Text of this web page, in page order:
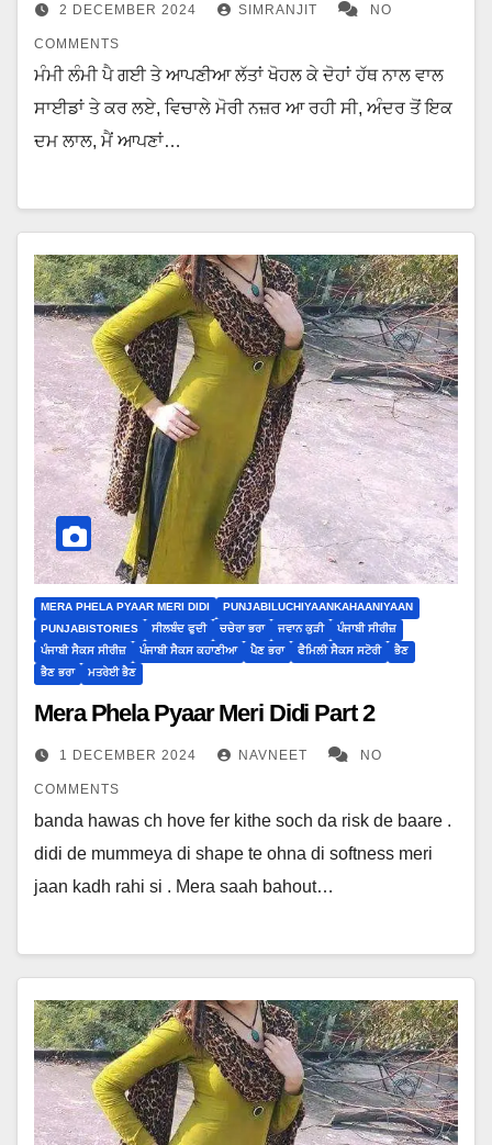
2 DECEMBER 2024 SIMRANJIT NO
COMMENTS
ਮੰਮੀ ਲੰਮੀ ਪੈ ਗਈ ਤੇ ਆਪਣੀਆ ਲੱਤਾਂ ਖੋਹਲ ਕੇ ਦੋਹਾਂ ਹੱਥ ਨਾਲ ਵਾਲ
ਸਾਈਡਾਂ ਤੇ ਕਰ ਲਏ, ਵਿਚਾਲੇ ਮੋਰੀ ਨਜ਼ਰ ਆ ਰਹੀ ਸੀ, ਅੰਦਰ ਤੋਂ ਇਕ
ਦਮ ਲਾਲ, ਮੈਂ ਆਪਣਾਂ…
MERA PHELA PYAAR MERI DIDI
PUNJABILUCHIYAANKAHAANIYAAN
PUNJABISTORIES
ਸੀਲਬੰਦ ਫੁਦੀ ਚਚੇਰਾ ਭਰਾ ਜਵਾਨ ਕੁੜੀ
ਪੰਜਾਬੀ ਸੀਰੀਜ਼
ਪੰਜਾਬੀ ਸੈਕਸ ਸੀਰੀਜ਼
ਪੰਜਾਬੀ ਸੈਕਸ ਕਹਾਣੀਆ ਪੈਣ ਭਰਾ ਫੈਮਿਲੀ ਸੈਕਸ ਸਟੋਰੀ
ਭੈਣ
ਭੈਣ ਭਰਾ
ਮਤਰੇਈ ਭੈਣ
Mera Phela Pyaar Meri Didi Part 2
1 DECEMBER 2024 NAVNEET NO
COMMENTS
banda hawas ch hove fer kithe soch da risk de baare .
didi de mummeya di shape te ohna di softness meri
jaan kadh rahi si . Mera saah bahout…